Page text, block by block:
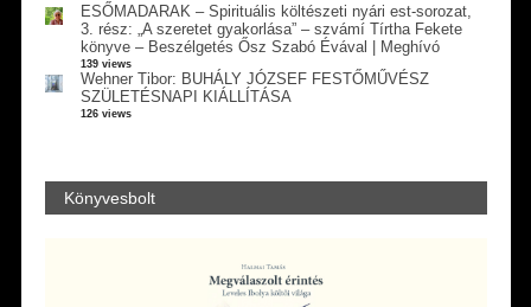
ESŐMADARAK – Spirituális költészeti nyári est-sorozat,
3. rész: „A szeretet gyakorlása” – szvámí Tírtha Fekete
könyve – Beszélgetés Ősz Szabó Évával | Meghívó
139 views
Wehner Tibor: BUHÁLY JÓZSEF FESTŐMŰVÉSZ
SZÜLETÉSNAPI KIÁLLÍTÁSA
126 views
Könyvesbolt